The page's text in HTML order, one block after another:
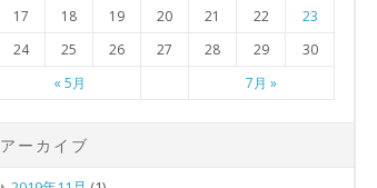
« 5月 7月 »
17
18 19 20 21 22
23
24
25 26 27 28 29 30
アーカイブ